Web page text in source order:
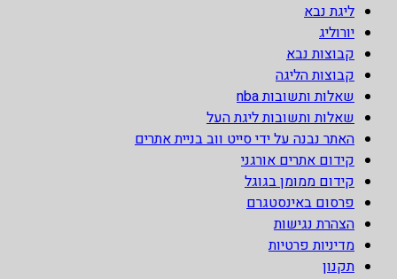
ליגת נבא
יורוליג
קבוצות נבא
קבוצות הליגה
שאלות ותשובות nba
שאלות ותשובות ליגת העל
האתר נבנה על ידי סייט ווב בניית אתרים
קידום אתרים אורגני
קידום ממומן בגוגל
פרסום באינסטגרם
הצהרת נגישות
מדיניות פרטיות
תקנון